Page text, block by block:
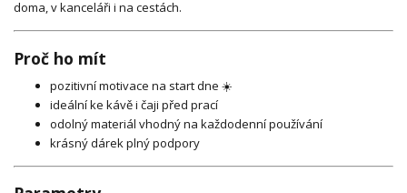
doma, v kanceláři i na cestách.
Proč ho mít
pozitivní motivace na start dne ☀️
ideální ke kávě i čaji před prací
odolný materiál vhodný na každodenní používání
krásný dárek plný podpory